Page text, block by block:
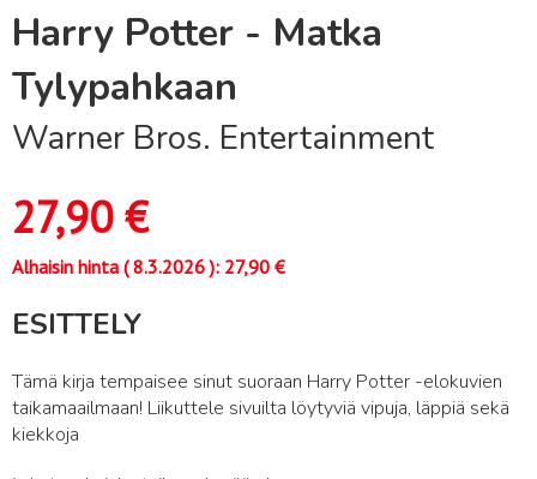
Harry Potter - Matka
Tylypahkaan
Warner Bros. Entertainment
27,90€
Alhaisin hinta (8.3.2026): 27,90 €
ESITTELY
Tämä kirja tempaisee sinut suoraan Harry Potter -elokuvien
taikamaailmaan! Liikuttele sivuilta löytyviä vipuja, läppiä sekä
kiekkoja